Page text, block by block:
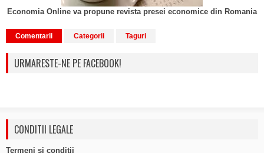
Economia Online va propune revista presei economice din Romania
Comentarii Categorii Taguri
URMARESTE-NE PE FACEBOOK!
CONDITII LEGALE
Termeni si conditii